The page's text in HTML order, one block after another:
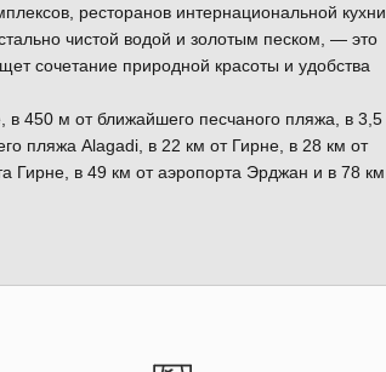
ресторанов интернациональной кухни,
чистой водой и золотым песком, — это
сочетание природной красоты и удобства
450 м от ближайшего песчаного пляжа, в 3,5
пляжа Alagadi, в 22 км от Гирне, в 28 км от
Гирне, в 49 км от аэропорта Эрджан и в 78 км